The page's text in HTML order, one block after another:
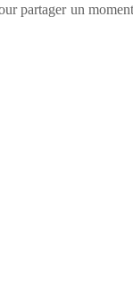
partager un